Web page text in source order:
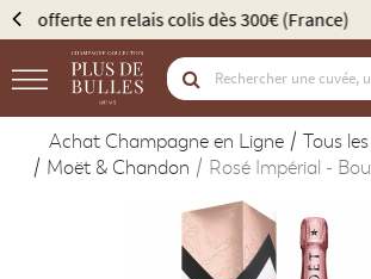
Élu Meilleur Caviste Champagne par
Achat Champagne en Ligne
Tous
Moët & Chandon
Rosé Impérial -